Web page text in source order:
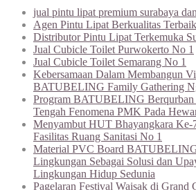
jual pintu lipat premium surabaya
Agen Pintu Lipat Berkualitas
Distributor Pintu Lipat Terkemuka
Jual Cubicle Toilet Purwokerto No 1
Jual Cubicle Toilet Semarang No 1
Kebersamaan Dalam Membangun
BATUBELING Family Gathering
Program BATUBELING
Tengah Fenomena PMK Pada
Menyambut HUT Bhayangkara Ke-
Fasilitas Ruang Sanitasi No 1
Material PVC Board
Lingkungan Sebagai Solusi dan
Lingkungan Hidup Sedunia
Pagelaran Festival Waisak di